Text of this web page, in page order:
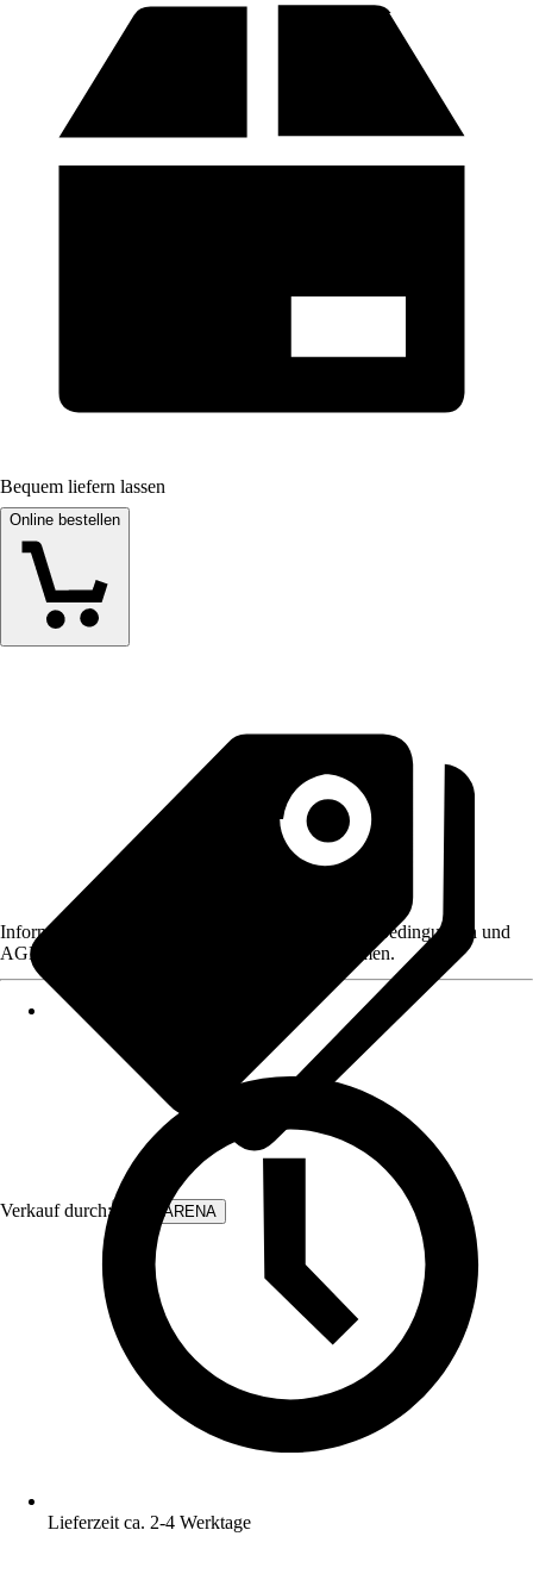
Bequem liefern lassen
Online bestellen
Verkauf durch: WALLARENA
Informationen des Verkäufers, wie z. B. Rückgabebedingungen und
AGB, finden Sie bei Klick auf den Verkäufernamen.
Lieferzeit ca. 2-4 Werktage